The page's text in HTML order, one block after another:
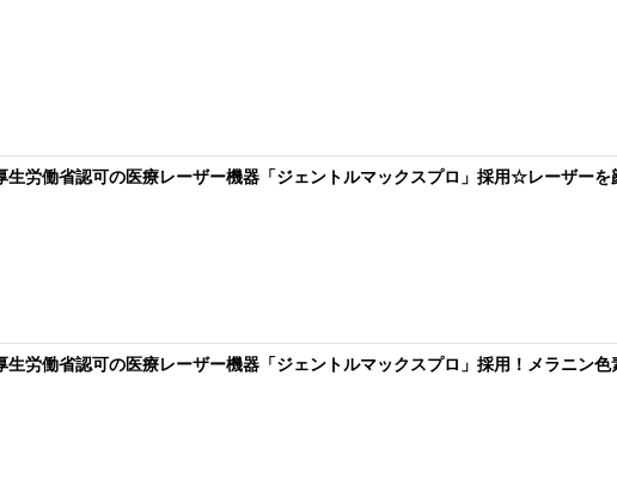
労働省認可の医療レーザー機器「ジェントルマックスプロ」採用☆レーザーを
労働省認可の医療レーザー機器「ジェントルマックスプロ」採用！メラニン